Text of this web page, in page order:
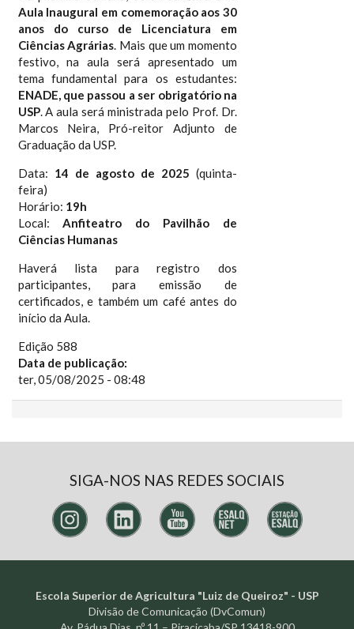
Aula Inaugural em comemoração aos 30
anos do curso de Licenciatura em
Ciências Agrárias. Mais que um momento
festivo, na aula será apresentado um
tema fundamental para os estudantes:
ENADE, que passou a ser obrigatório na
USP. A aula será ministrada pelo Prof. Dr.
Marcos Neira, Pró-reitor Adjunto de
Graduação da USP.
Data: 14 de agosto de 2025 (quinta-
feira)
Horário: 19h
Local:Anfiteatro do Pavilhão de
Ciências Humanas
Haverá lista para registro dos
participantes, para emissão de
certificados, e também um café antes do
início da Aula.
Edição 588
Data de publicação:
ter, 05/08/2025 - 08:48
SIGA-NOS NAS REDES SOCIAIS
Escola Superior de Agricultura "Luiz de Queiroz" - USP
Divisão de Comunicação (DvComun)